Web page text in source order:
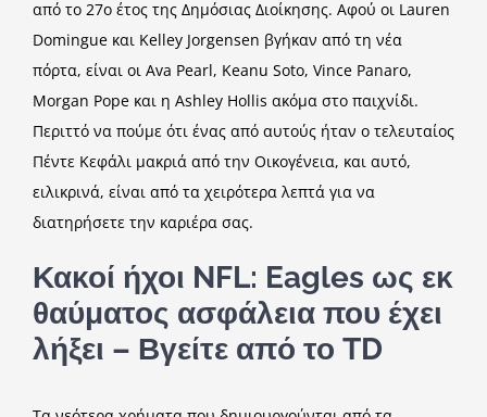
από το 27ο έτος της Δημόσιας Διοίκησης. Αφού οι Lauren
Domingue και Kelley Jorgensen βγήκαν από τη νέα
πόρτα, είναι οι Ava Pearl, Keanu Soto, Vince Panaro,
Morgan Pope και η Ashley Hollis ακόμα στο παιχνίδι.
Περιττό να πούμε ότι ένας από αυτούς ήταν ο τελευταίος
Πέντε Κεφάλι μακριά από την Οικογένεια, και αυτό,
ειλικρινά, είναι από τα χειρότερα λεπτά για να
διατηρήσετε την καριέρα σας.
Κακοί ήχοι NFL: Eagles ως εκ
θαύματος ασφάλεια που έχει
λήξει – Βγείτε από το TD